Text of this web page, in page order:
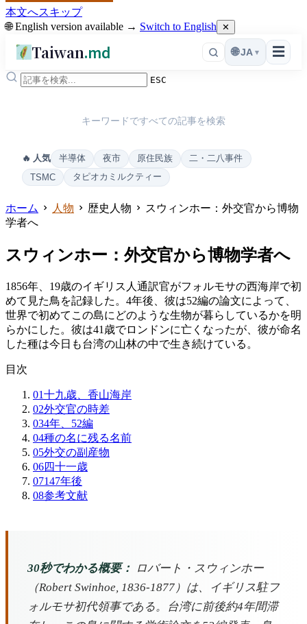
本文へスキップ
🌐 English version available → Switch to English ✕
Taiwan.md ☰
🌐 JA ▾
ESC
キーワードですべての記事を検索
🔥 人気 半導体 夜市 原住民族
二・二八事件
TSMC
タピオカミルクティー
ホーム 人物 歴史人物
スウィンホー：外交官から博物
学者へ
スウィンホー：外交官から博物学者へ
1856年、19歳のイギリス人通訳官がフォルモサの西海岸で初
めて見た鳥を記録した。4年後、彼は52編の論文によって、
世界で初めてこの島にどのような生物が暮らしているかを明
らかにした。彼は41歳でロンドンに亡くなったが、彼が命名
した種は今日も台湾の山林の中で生き続けている。
目次
01十九歳、香山海岸
02外交官の時差
034年、52編
04種の名に残る名前
05外交の副産物
06四十一歳
07147年後
08参考文献
30秒でわかる概要：
ロバート・スウィンホー
（Robert Swinhoe, 1836-1877）は、イギリス駐フ
ォルモサ初代領事である。台湾に前後約4年間滞